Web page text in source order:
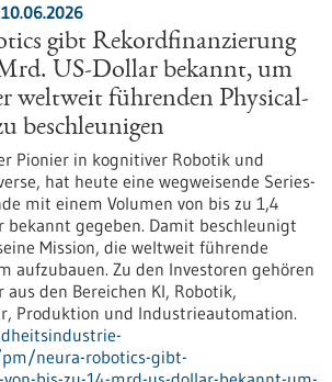
gibt Rekordfinanzierung
US-Dollar bekannt, um
weltweit führenden Physical-
beschleunigen
Pionier in kognitiver Robotik und
hat heute eine wegweisende Series-
mit einem Volumen von bis zu 1,4
bekannt gegeben. Damit beschleunigt
Mission, die weltweit führende
aufzubauen. Zu den Investoren gehören
den Bereichen KI, Robotik,
Produktion und Industrieautomation.
neura-robotics-gibt-